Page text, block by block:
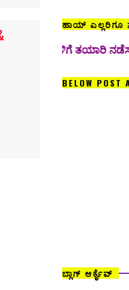
ಹಾಯ್ ಎಲ್ಲರಿಗೂ
ತಯಾರಿ ನಡೆಸುತ್ತಿರುವ
BELOW POST
ಬ್ಲಾಗ್ ಆರ್ಕೈವ್